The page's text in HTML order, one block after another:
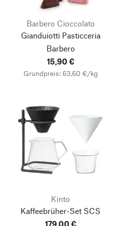
Barbero Cioccolato
Gianduiotti Pasticceria
Barbero
15,90 €
Grundpreis: 63,60 €/kg
Kinto
Kaffeebrüher-Set SCS
179,00 €